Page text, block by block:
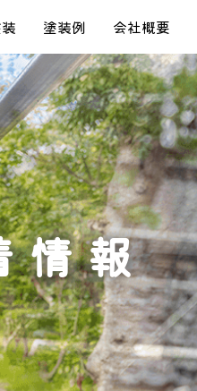
塗装例 会社概要
情報